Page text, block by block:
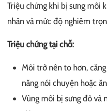
Triệu chứng khi bị sưng môi
nhân và mức độ nghiêm
Triệu chứng tại chỗ:
Môi trở nên to hơn,
năng nói chuyện hoặc
Vùng môi bị sưng đỏ và